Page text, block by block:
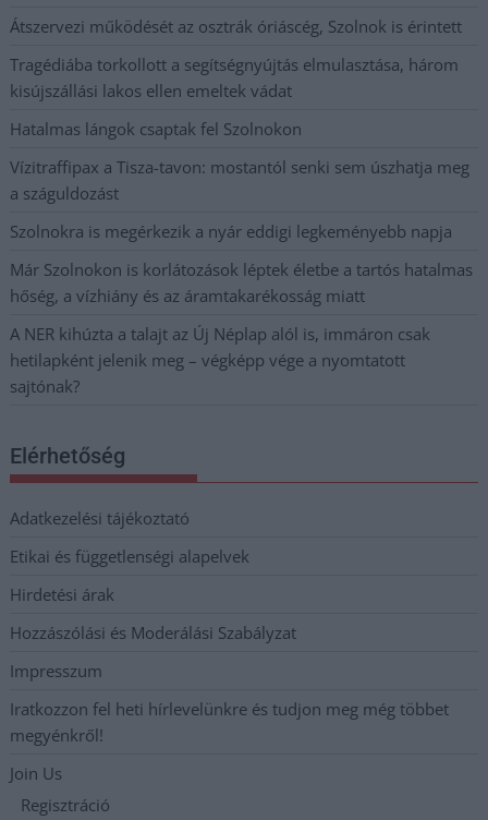
Átszervezi működését az osztrák óriáscég, Szolnok is érintett
Tragédiába torkollott a segítségnyújtás elmulasztása, három
kisújszállási lakos ellen emeltek vádat
Hatalmas lángok csaptak fel Szolnokon
Vízitraffipax a Tisza-tavon: mostantól senki sem úszhatja meg
a száguldozást
Szolnokra is megérkezik a nyár eddigi legkeményebb napja
Már Szolnokon is korlátozások léptek életbe a tartós hatalmas
hőség, a vízhiány és az áramtakarékosság miatt
A NER kihúzta a talajt az Új Néplap alól is, immáron csak
hetilapként jelenik meg – végképp vége a nyomtatott
sajtónak?
Elérhetőség
Adatkezelési tájékoztató
Etikai és függetlenségi alapelvek
Hirdetési árak
Hozzászólási és Moderálási Szabályzat
Impresszum
Iratkozzon fel heti hírlevelünkre és tudjon meg még többet
megyénkről!
Join Us
Regisztráció